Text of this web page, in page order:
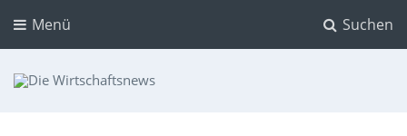
Suchen
Menü